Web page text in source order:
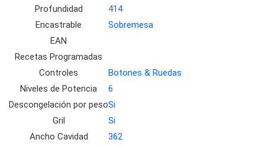
Profundidad
414
Encastrable
Sobremesa
EAN
Recetas Programadas
Controles
Botones & Ruedas
Niveles de Potencia
6
Descongelación por pesoSi
Gril
Si
Ancho Cavidad
362